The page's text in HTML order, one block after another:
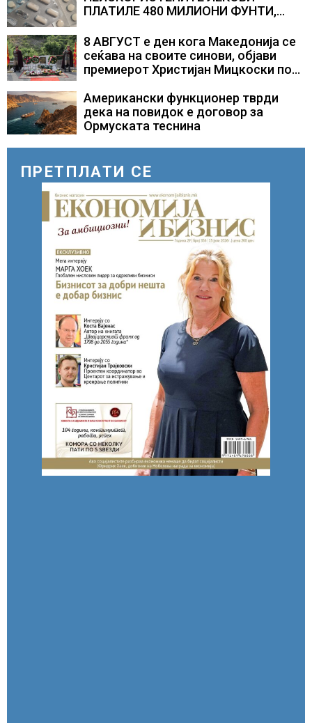
ПЛАТИЛЕ 480 МИЛИОНИ ФУНТИ,
само лекови што навистина им се
потребни
8 АВГУСТ е ден кога Македонија се
сеќава на своите синови, објави
премиерот Христијан Мицкоски по
загинувањето на десетмината
прилепски бранители
Американски функционер тврди
дека на повидок е договор за
Ормуската теснина
ПРЕТПЛАТИ СЕ